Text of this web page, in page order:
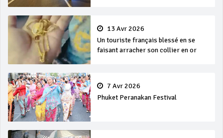
13 Avr 2026
Un touriste français blessé en se
faisant arracher son collier en or
7 Avr 2026
Phuket Peranakan Festival